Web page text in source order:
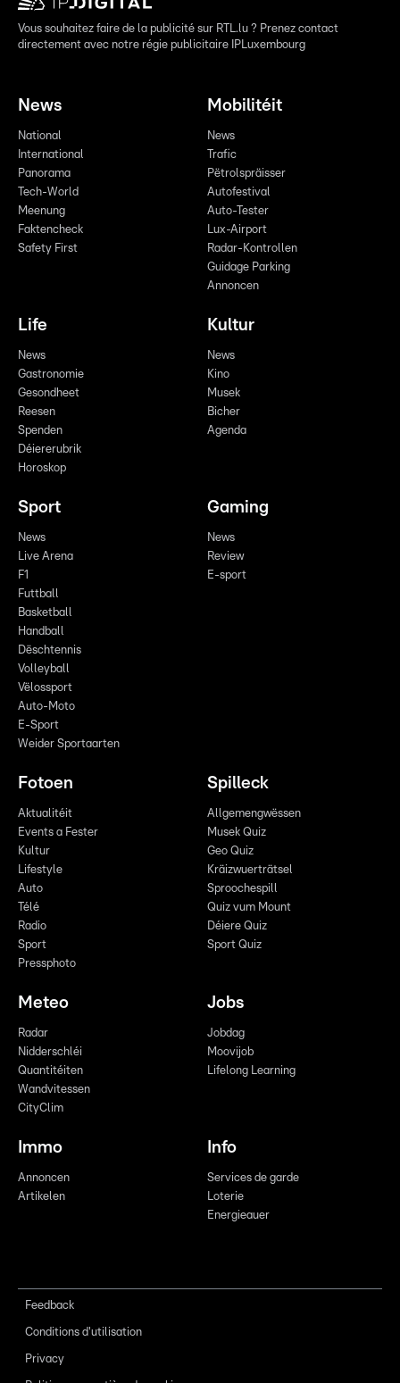
Vous souhaitez faire de la publicité sur RTL.lu ? Prenez contact
directement avec notre régie publicitaire IPLuxembourg
News
National
International
Panorama
Tech-World
Meenung
Faktencheck
Safety First
Mobilitéit
News
Trafic
Pëtrolspräisser
Autofestival
Auto-Tester
Lux-Airport
Radar-Kontrollen
Guidage Parking
Annoncen
Life
News
Gastronomie
Gesondheet
Reesen
Spenden
Déiererubrik
Horoskop
Kultur
News
Kino
Musek
Bicher
Agenda
Sport
News
Live Arena
F1
Futtball
Basketball
Handball
Dëschtennis
Volleyball
Vëlossport
Auto-Moto
E-Sport
Weider Sportaarten
Gaming
News
Review
E-sport
Fotoen
Aktualitéit
Events a Fester
Kultur
Lifestyle
Auto
Télé
Radio
Sport
Pressphoto
Spilleck
Allgemengwëssen
Musek Quiz
Geo Quiz
Kräizwuerträtsel
Sproochespill
Quiz vum Mount
Déiere Quiz
Sport Quiz
Meteo
Radar
Nidderschléi
Quantitéiten
Wandvitessen
CityClim
Jobs
Jobdag
Moovijob
Lifelong Learning
Immo
Annoncen
Artikelen
Info
Services de garde
Loterie
Energieauer
Feedback
Conditions d'utilisation
Privacy